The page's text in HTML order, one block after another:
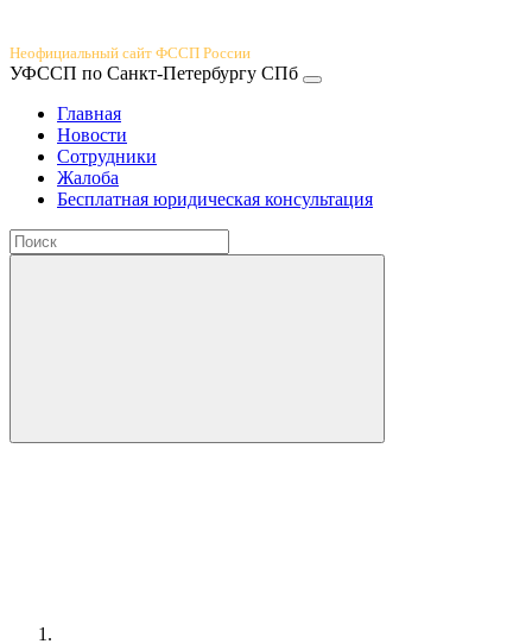
Неофициальный сайт ФССП России
УФССП по Санкт-Петербургу СПб
Главная
Новости
Сотрудники
Жалоба
Бесплатная юридическая консультация